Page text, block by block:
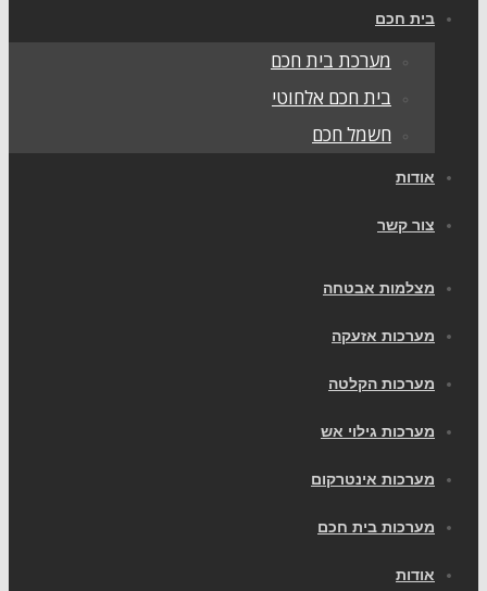
חכם
מערכת בית חכם
בית חכם אלחוטי
חשמל חכם
קשר
אבטחה
אזעקה
הקלטה
גילוי אש
אינטרקום
בית חכם